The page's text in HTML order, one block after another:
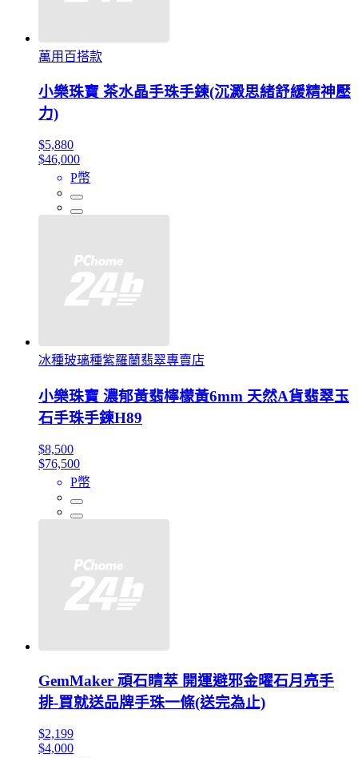
萬用百搭款
小樂珠寶 茶水晶手珠手鍊(沉澱思緒舒緩精神壓
力)
$5,880
$46,000
P幣
冰種玻璃種紫羅蘭翡翠專賣店
小樂珠寶 濃郁黃翡檸檬黃6mm 天然A貨翡翠玉
石手珠手鍊H89
$8,500
$76,500
P幣
GemMaker 頑石睛萃 開運避邪金曜石月亮手
排-買就送品牌手珠一條(送完為止)
$2,199
$4,000